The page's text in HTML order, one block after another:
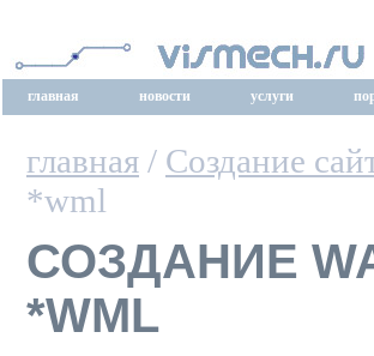
главная новости услуги
главная / Создание
*wml
СОЗДАНИЕ
*WML